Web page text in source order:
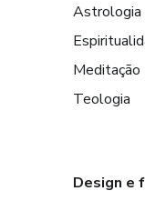
Astrologia
Meditação
Teologia
Design e